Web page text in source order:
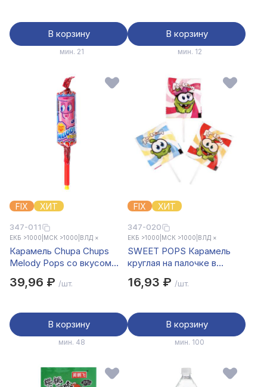
В корзину
мин. 21
В корзину
мин. 12
FIX ХИТ
347-011
ЕКБ >1000 МСК >1000 ВЛД ×
Карамель Chupa Chups
Melody Pops со вкусом
39,96 ₽ /шт.
В корзину
мин. 48
FIX ХИТ
347-020
ЕКБ >1000 МСК >1000 ВЛД ×
SWEET POPS Карамель
круглая на палочке в
16,93 ₽ /шт.
В корзину
мин. 100